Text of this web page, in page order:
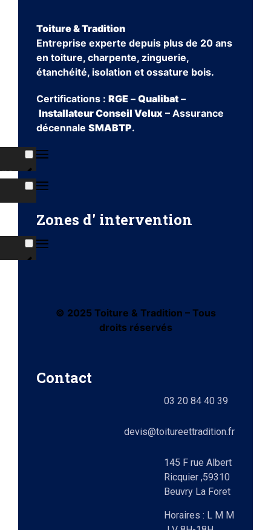
Toiture & Tradition
Entreprise experte depuis plus de 20 ans
en toiture, charpente, zinguerie,
étanchéité, isolation et ossature bois.
Certifications : RGE – Qualibat –
Installateur Conseil Velux – Assurance
décennale SMABTP.
Zones d' intervention
© 2025 Toiture & Tradition – Tous
droits réservés
Contact
03 20 84 40 39
devis@toitureettradition.fr
145 F rue Albert
Ricquier ,59310
Beuvry La Foret
Horaires : L M M